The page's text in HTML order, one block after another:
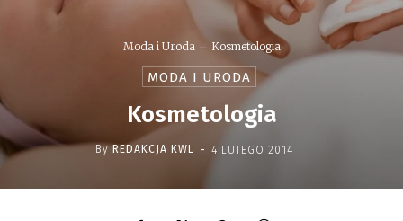
Moda i Uroda Kosmetologia
MODA I URODA
Kosmetologia
By REDAKCJA KWL - 4 LUTEGO 2014